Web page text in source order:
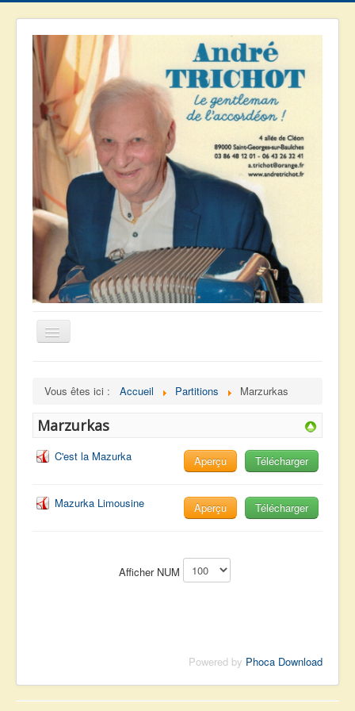
Basculer
la
Albums
Facebook
Partitions
Radios
Vous êtes ici : Accueil Partitions Marzurkas
Marzurkas
C'est la Mazurka Télécharger
Aperçu
Mazurka Limousine Télécharger
Aperçu
Afficher NUM
Powered by Phoca Download